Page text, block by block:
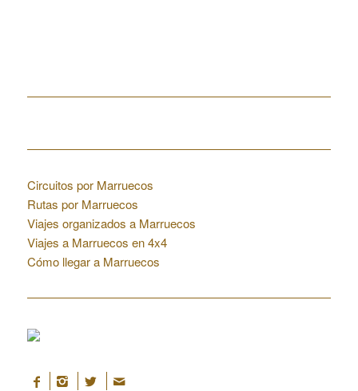
Circuitos por Marruecos
Rutas por Marruecos
Viajes organizados a Marruecos
Viajes a Marruecos en 4x4
Cómo llegar a Marruecos